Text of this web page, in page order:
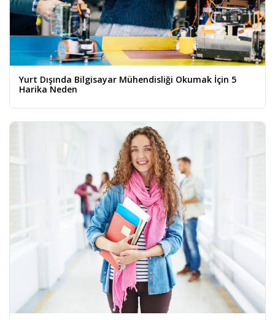
Yurt Dışında Bilgisayar Mühendisliği Okumak İçin 5
Harika Neden